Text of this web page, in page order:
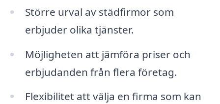
Större urval av städfirmor som
erbjuder olika tjänster.
Möjligheten att jämföra priser och
erbjudanden från flera företag.
Flexibilitet att välja en firma som kan